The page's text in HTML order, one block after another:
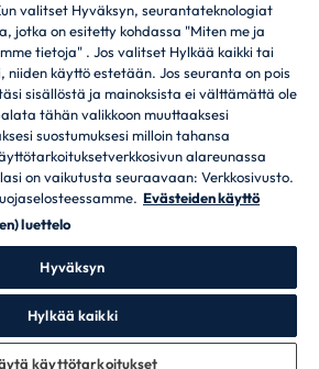
S.r.I. – ainut
TOIMIPAIKKA: Via
Brugherio (MB) – Italia –
Via Privata Eden
Brugherio (MB) ja Via Trento n.
(MB) – Italia – Puh.:
+39 039 2086 237 –
000,00 € täysin maksetut –
Milano-Monza-Brianza-
ALV-nro 00786860965 – REA-nro:
IT AEOF 211870 – Candy
ja koordinoima yhtiö
valitset Hyväksyn, seurantateknologiat
jotka on esitetty kohdassa "Miten me ja
tietoja" . Jos valitset Hylkää kaikki tai
niiden käyttö estetään. Jos seuranta on pois
sisällöstä ja mainoksista ei välttämättä ole
tähän valikkoon muuttaaksesi
suostumuksesi milloin tahansa
alareunassa
on vaikutusta seuraavaan: Verkkosivusto.
Evästeiden käyttö
luettelo
Hyväksyn
Hylkää kaikki
käyttötarkoitukset